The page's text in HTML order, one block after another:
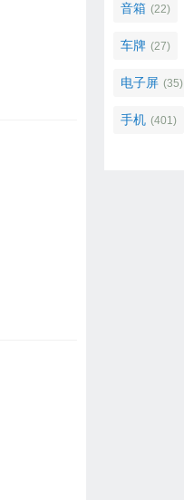
音箱 (22)
车牌 (27)
电子屏 (35)
手机 (401)